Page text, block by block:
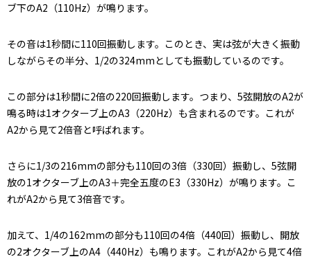
ブ下のA2（110Hz）が鳴ります。
その音は1秒間に110回振動します。このとき、実は弦が大きく振動
しながらその半分、1/2の324mmとしても振動しているのです。
この部分は1秒間に2倍の220回振動します。つまり、5弦開放のA2が
鳴る時は1オクターブ上のA3（220Hz）も含まれるのです。これが
A2から見て2倍音と呼ばれます。
さらに1/3の216mmの部分も110回の3倍（330回）振動し、5弦開
放の1オクターブ上のA3＋完全五度のE3（330Hz）が鳴ります。こ
れがA2から見て3倍音です。
加えて、1/4の162mmの部分も110回の4倍（440回）振動し、開放
の2オクターブ上のA4（440Hz）も鳴ります。これがA2から見て4倍